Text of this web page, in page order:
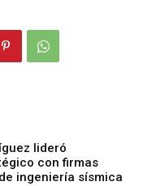
lideró
con firmas
ingeniería sísmica